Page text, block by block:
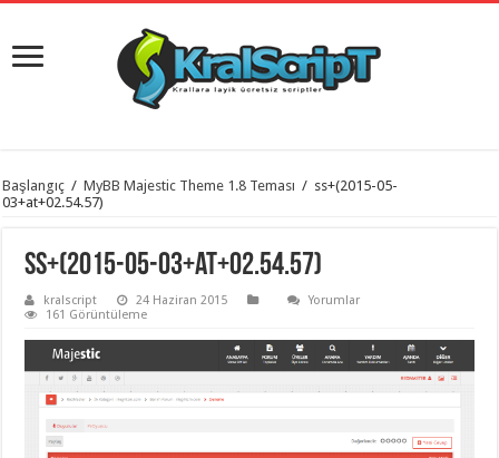
istanbul
organizasyon
taşımacılık,
gaziantep
gaziantep
evden
taşımacılık,
evden
taşımacılık ,
gaziantep
Başlangıç / MyBB Majestic Theme 1.8 Teması / ss+(2015-05-
03+at+02.54.57)
ss+(2015-05-03+at+02.54.57)
kralscript 24 Haziran 2015
Yorumlar
161 Görüntüleme